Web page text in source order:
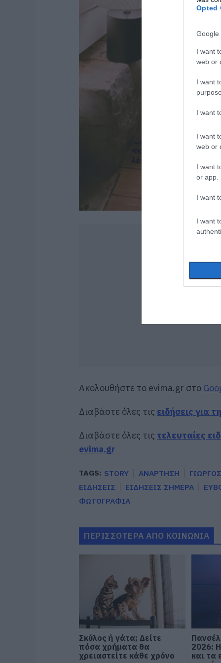
Opted
Google
I want
web or
I want
I want
I want
web or
I want
or app.
I want
I want
Ακολουθήστε το evima.gr στο
Διαβάστε όλες τις ειδήσεις για
Διαβάστε όλες τις τελευταίες
evima.gr
TAGS: STORY ΑΝΑΡΤΗΣΗ
ΕΙΔΗΣΕΙΣ
ΕΙΔΗΣΕΙΣ ΣΗΜΕΡΑ
ΦΩΤΟΓΡΑΦΙΑ
ΠΕΡΙΣΣΟΤΕΡΑ ΑΠΟ ΚΟΙΝΩΝΙΑ
Σκύλος ή γάτα; Δείτε
πόσα χρήματα θα
χρειαστείτε κάθε χρόνο
2026:
και τα